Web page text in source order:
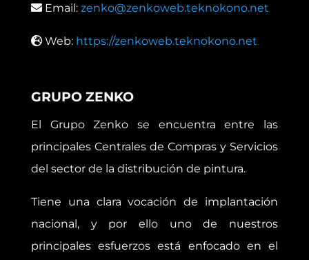
Email: zenko@zenkoweb.teknokono.net
Web: https://zenkoweb.teknokono.net
GRUPO ZENKO
El Grupo Zenko se encuentra entre las
principales Centrales de Compras y Servicios
del sector de la distribución de pintura.
Tiene una clara vocación de implantación
nacional, y por ello uno de nuestros
principales esfuerzos está enfocado en el